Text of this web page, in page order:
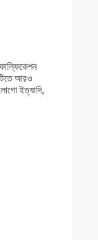
আরও
ইত্যাদি,